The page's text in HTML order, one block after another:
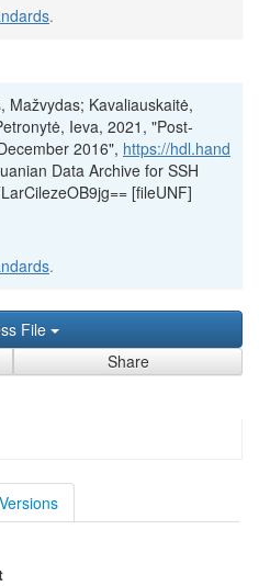
.
Mažvydas; Kavaliauskaitė,
Ieva, 2021, "Post-
2016", https://hdl.hand
Data Archive for SSH
[fileUNF]
.
File
Share
Versions